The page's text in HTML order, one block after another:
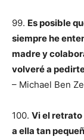
99. Es posible
siempre he
madre y
volveré a
– Michael Ben
100. Vi el
a ella tan